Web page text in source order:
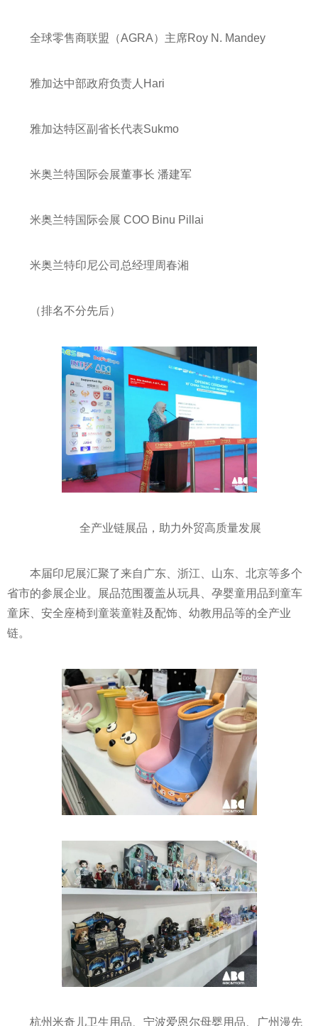
全球零售商联盟（AGRA）主席Roy N. Mandey
雅加达中部政府负责人Hari
雅加达特区副省长代表Sukmo
米奥兰特国际会展董事长 潘建军
米奥兰特国际会展 COO Binu Pillai
米奥兰特印尼公司总经理周春湘
（排名不分先后）
全产业链展品，助力外贸高质量发展
本届印尼展汇聚了来自广东、浙江、山东、北京等多个
省市的参展企业。展品范围覆盖从玩具、孕婴童用品到童车
童床、安全座椅到童装童鞋及配饰、幼教用品等的全产业
链。
杭州米奇儿卫生用品、宁波爱恩尔母婴用品、广州漫先